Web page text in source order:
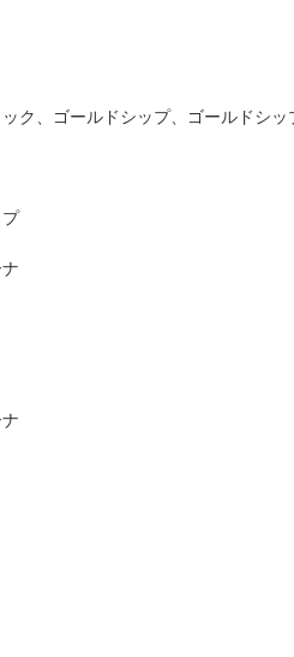
ク、ゴールドシップ、ゴールドシッ